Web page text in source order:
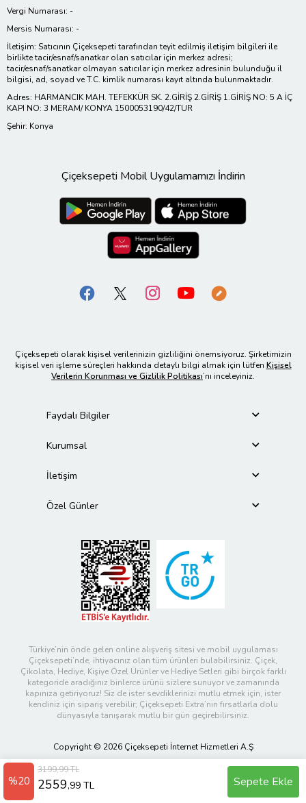
%20
3199,99 TL
2559,99 TL Sepete Ekle
Vergi Numarası: -
Mersis Numarası: -
İletişim: Satıcının Çiçeksepeti tarafından teyit edilmiş iletişim bilgileri ile
birlikte tacir/esnaf/sanatkar olan satıcılar için merkez adresi;
tacir/esnaf/sanatkar olmayan satıcılar için merkez adresinin bulunduğu il
bilgisi, ad, soyad ve T.C. kimlik numarası kayıt altında bulunmaktadır.
Adres: HARMANCIK MAH. TEFEKKÜR SK. 2.GİRİŞ 2.GİRİŞ 1.GİRİŞ NO: 5 A İÇ
KAPI NO: 3 MERAM/ KONYA 1500053190/42/TUR
Şehir: Konya
Çiçeksepeti Mobil Uygulamamızı İndirin
Çiçeksepeti olarak kişisel verilerinizin gizliliğini önemsiyoruz. Şirketimizin
kişisel veri işleme süreçleri hakkında detaylı bilgi almak için lütfen Kişisel
Verilerin Korunması ve Gizlilik Politikası’nı inceleyiniz.
Faydalı Bilgiler
Kurumsal
İletişim
Özel Günler
Türkiye’nin önde gelen online alışveriş sitesi ve mobil uygulaması
Çiçeksepeti’nde, ihtiyacınız olan tüm ürünleri bulabilirsiniz. Çiçek,
Çikolata, Hediye, Kişiye Özel Ürünler ve Hediye Setleri gibi birçok farklı
kategoride aradığınız binlerce ürünü sizlere sunuyor ve zamanında
kapınıza getiriyoruz! Siz de ister sevdiklerinizi mutlu etmek için, ister
kendiniz için sipariş verebilir; Çiçeksepeti Extra’nın fırsatlarla dolu
dünyasıyla tanışarak mutlu bir gün geçirebilirsiniz.
Copyright © 2026 Çiçeksepeti İnternet Hizmetleri A.Ş